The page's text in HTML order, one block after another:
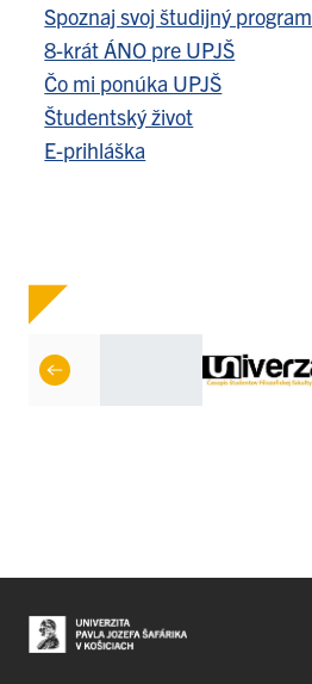
Spoznaj svoj študijný program
8-krát ÁNO pre UPJŠ
Čo mi ponúka UPJŠ
Študentský život
E-prihláška